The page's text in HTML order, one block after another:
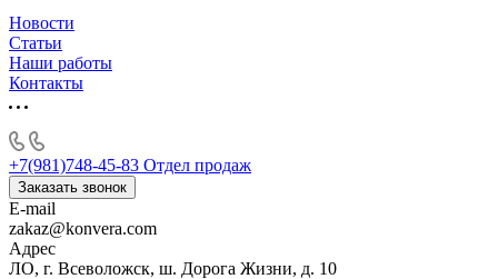
Новости
Статьи
Наши работы
Контакты
+7(981)748-45-83 Отдел продаж
Заказать звонок
E-mail
zakaz@konvera.com
Адрес
ЛО, г. Всеволожск, ш. Дорога Жизни, д. 10